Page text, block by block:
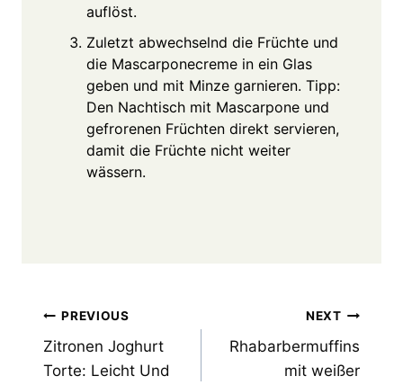
auflöst.
Zuletzt abwechselnd die Früchte und
die Mascarponecreme in ein Glas
geben und mit Minze garnieren. Tipp:
Den Nachtisch mit Mascarpone und
gefrorenen Früchten direkt servieren,
damit die Früchte nicht weiter
wässern.
Post
navigation
PREVIOUS
Zitronen Joghurt
Torte: Leicht Und
NEXT
Rhabarbermuffins
mit weißer